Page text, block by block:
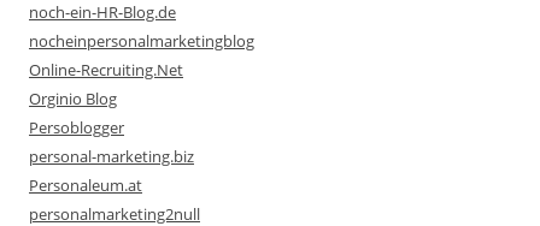
noch-ein-HR-Blog.de
nocheinpersonalmarketingblog
Online-Recruiting.Net
Orginio Blog
Persoblogger
personal-marketing.biz
Personaleum.at
personalmarketing2null